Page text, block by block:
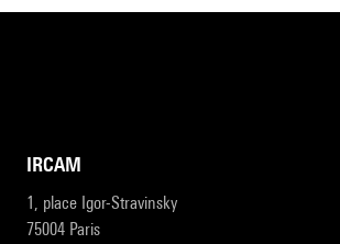
IRCAM
1, place Igor-Stravinsky
75004 Paris